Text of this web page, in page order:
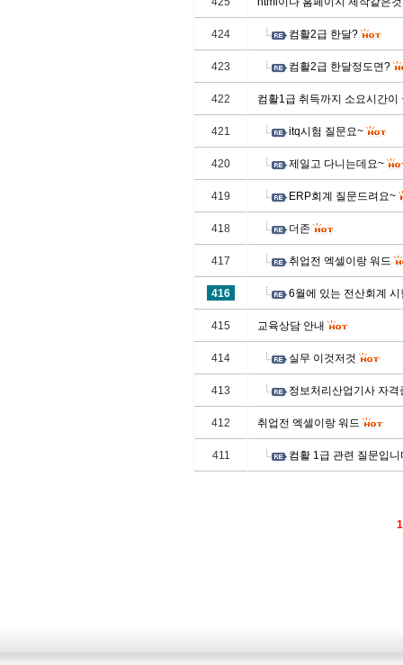
424 컴활2급 한달?
423 컴활2급 한달정도면?
422 컴활1급 취득까지 소요시간이
421 itq시험 질문요~
420 제일고 다니는데요~
419 ERP회계 질문드려요~
418 더존
417 취업전 엑셀이랑 워드
416 6월에 있는 전산회계
415 교육상담 안내
414 실무 이것저것
413 정보처리산업기사 자격
412 취업전 엑셀이랑 워드
411 컴활 1급 관련 질문입니
1